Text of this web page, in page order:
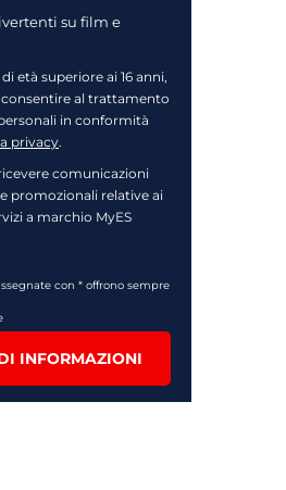
su film e
età superiore ai 16 anni,
al trattamento
in conformità
privacy.
comunicazioni
promozionali relative ai
a marchio MyES
con * offrono sempre
INFORMAZIONI